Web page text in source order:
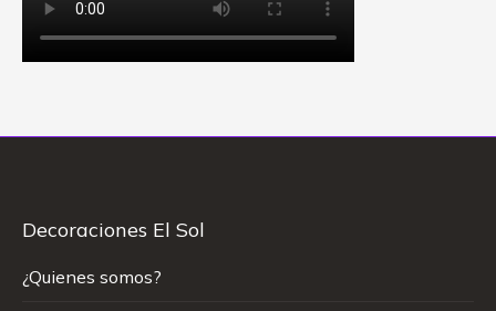
Decoraciones El Sol
¿Quienes somos?